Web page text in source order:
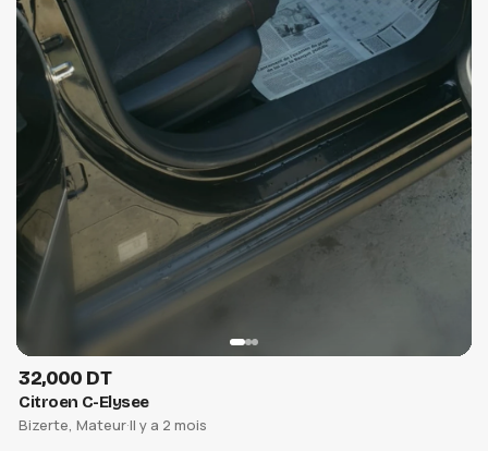
32,000 DT
Citroen C-Elysee
Bizerte, Mateur·Il y a 2 mois